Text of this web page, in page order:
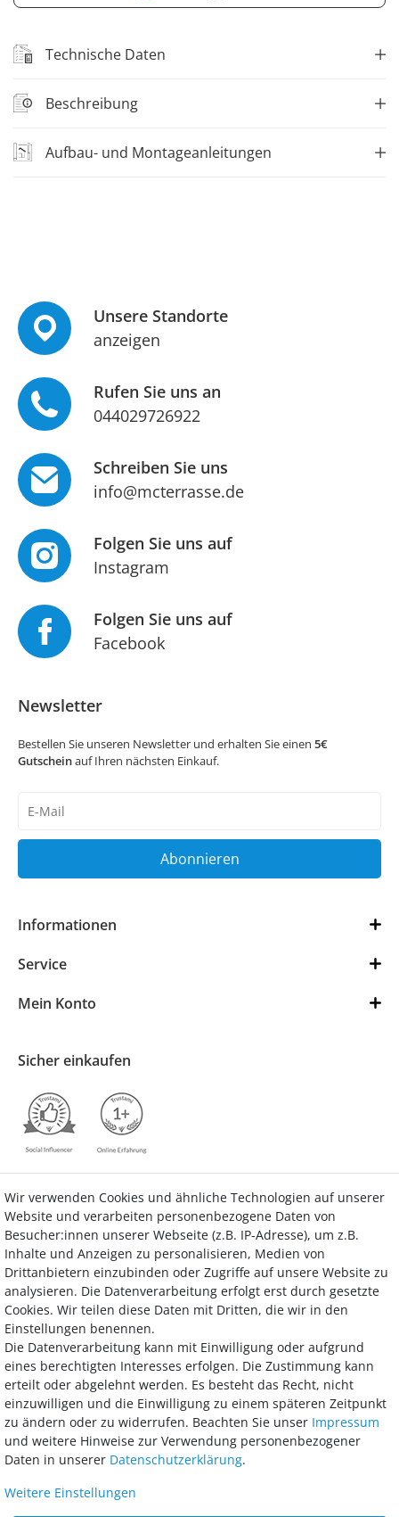
Technische Daten
Beschreibung
Aufbau- und Montageanleitungen
Unsere Standorte
anzeigen
Rufen Sie uns an
044029726922
Schreiben Sie uns
info@mcterrasse.de
Folgen Sie uns auf
Instagram
Folgen Sie uns auf
Facebook
Newsletter
Bestellen Sie unseren Newsletter und erhalten Sie einen 5€
Gutscheinauf Ihren nächsten Einkauf.
Honig
Abonnieren
Informationen
Service
Mein Konto
Sicher einkaufen
Vertrag widerrufen Kontakt
Bezahlung
Wir bieten Ihnen viele Möglichkeiten einer sicheren und bequemen
Bezahlung.
Wir verwenden Cookies und ähnliche Technologien auf unserer
Website und verarbeiten personenbezogene Daten von
Besucher:innen unserer Webseite (z.B. IP-Adresse), um z.B.
Inhalte und Anzeigen zu personalisieren, Medien von
Drittanbietern einzubinden oder Zugriffe auf unsere Website zu
analysieren. Die Datenverarbeitung erfolgt erst durch gesetzte
Cookies. Wir teilen diese Daten mit Dritten, die wir in den
Einstellungen benennen.
Die Datenverarbeitung kann mit Einwilligung oder aufgrund
eines berechtigten Interesses erfolgen. Die Zustimmung kann
erteilt oder abgelehnt werden. Es besteht das Recht, nicht
einzuwilligen und die Einwilligung zu einem späteren Zeitpunkt
zu ändern oder zu widerrufen. Beachten Sie unser Impressum
und weitere Hinweise zur Verwendung personenbezogener
Daten in unserer Daten­schutz­erklärung.
Weitere Einstellungen